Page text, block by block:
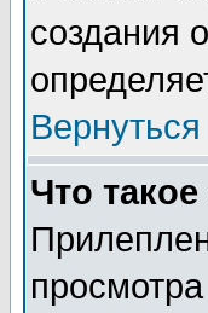
создания
Что